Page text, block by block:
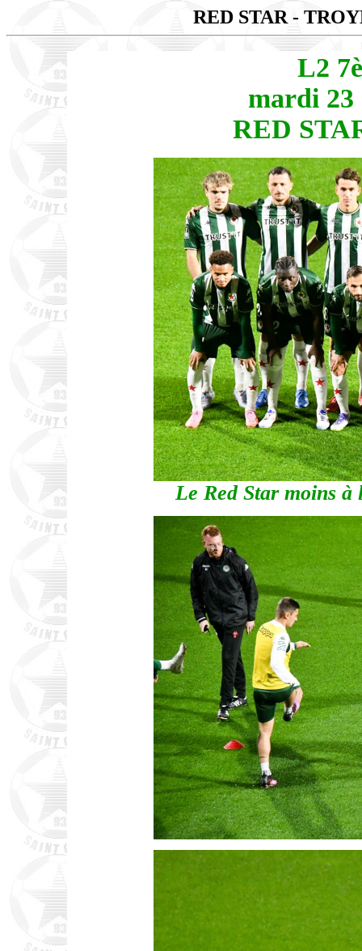
RED STAR -
L2
mardi 23
RED
Le Red Star moins